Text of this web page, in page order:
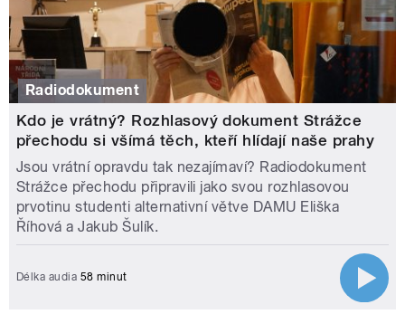
Radiodokument
Kdo je vrátný? Rozhlasový dokument Strážce
přechodu si všímá těch, kteří hlídají naše prahy
Jsou vrátní opravdu tak nezajímaví? Radiodokument
Strážce přechodu připravili jako svou rozhlasovou
prvotinu studenti alternativní větve DAMU Eliška
Říhová a Jakub Šulík.
Délka audia 58 minut